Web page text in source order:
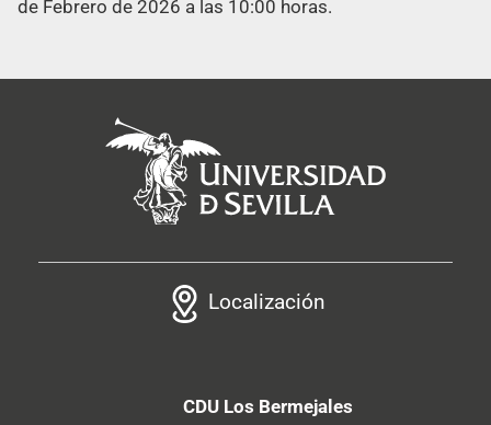
de Febrero de 2026 a las 10:00 horas.
Localización
CDU Los Bermejales